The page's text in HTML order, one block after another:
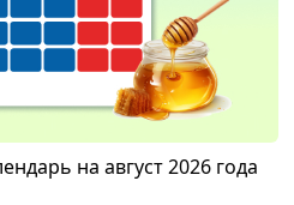
на август 2026 года